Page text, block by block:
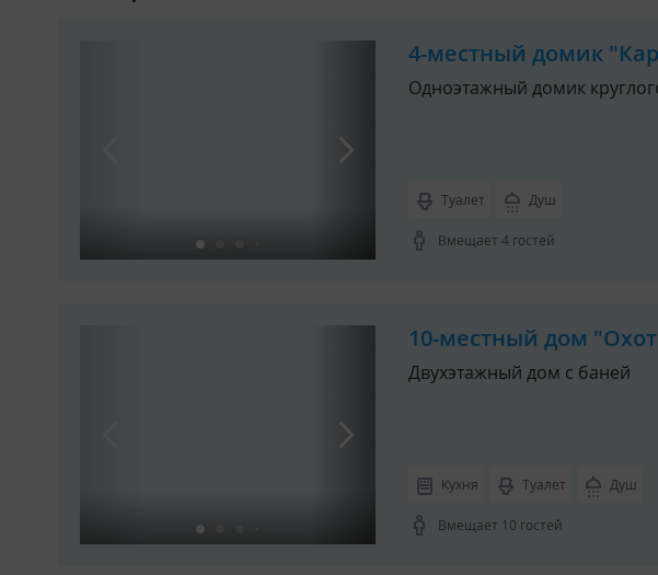
4-местный домик
Одноэтажный домик
Туалет Душ
Вмещает 4 гостей
10-местный дом
Двухэтажный дом с баней
Кухня Туалет Душ
Вмещает 10 гостей